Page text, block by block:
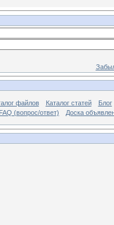
файлов Каталог статей
Блог
FAQ (вопрос/ответ)
Доска